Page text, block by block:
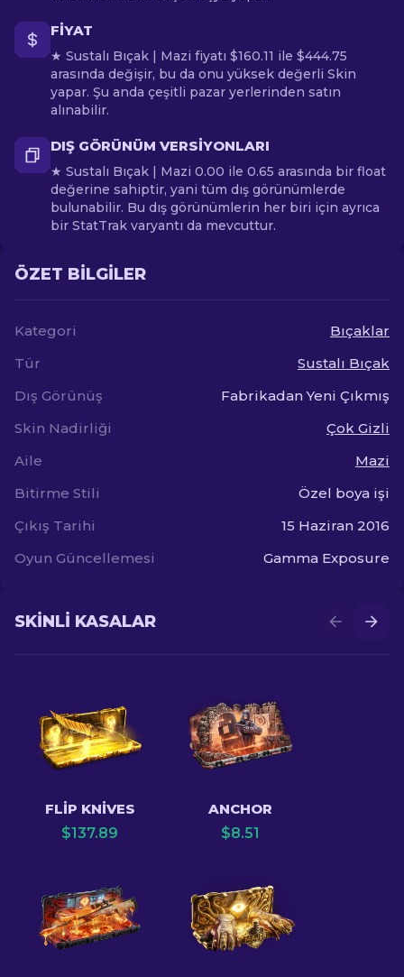
FIYAT
★ Sustalı Bıçak | Mazi fiyatı $160.11 ile $444.75
arasında değişir, bu da onu yüksek değerli Skin
yapar. Şu anda çeşitli pazar yerlerinden satın
alınabilir.
DIŞ GÖRÜNÜM VERSIYONLARI
★ Sustalı Bıçak | Mazi 0.00 ile 0.65 arasında bir float
değerine sahiptir, yani tüm dış görünümlerde
bulunabilir. Bu dış görünümlerin her biri için ayrıca
bir StatTrak varyantı da mevcuttur.
ÖZET BILGILER
Kategori
Bıçaklar
Tür
Sustalı Bıçak
Dış Görünüş
Fabrikadan Yeni Çıkmış
Skin Nadirliği
Çok Gizli
Aile
Mazi
Bitirme Stili
Özel boya işi
Çıkış Tarihi
15 Haziran 2016
Oyun Güncellemesi
Gamma Exposure
SKINLI KASALAR
FLIP KNIVES
$137.89
ANCHOR
$8.51